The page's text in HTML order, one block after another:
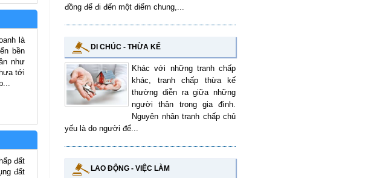
đồng để đi đến một điểm chung,...
DI CHÚC - THỪA KẾ
Khác với những tranh chấp
khác, tranh chấp thừa kế
thường diễn ra giữa những
người thân trong gia đình.
Nguyên nhân tranh chấp chủ
yếu là do người để...
LAO ĐỘNG - VIỆC LÀM
là
bền
như
tới
đất
đất